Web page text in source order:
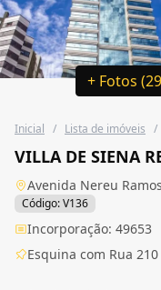
+ Fotos
Inicial / Lista de imóveis /
VILLA DE SIENA
Avenida Nereu
Código: V136
Incorporação: 49653
Esquina com Rua 210